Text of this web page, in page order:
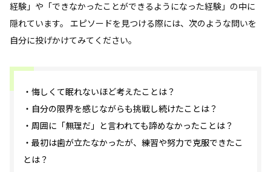
経験」や「できなかったことができるようになった経験」の中に
隠れています。 エピソードを見つける際には、次のような問いを
自分に投げかけてみてください。
・悔しくて眠れないほど考えたことは？
・自分の限界を感じながらも挑戦し続けたことは？
・周囲に「無理だ」と言われても諦めなかったことは？
・最初は歯が立たなかったが、練習や努力で克服できたこ
とは？